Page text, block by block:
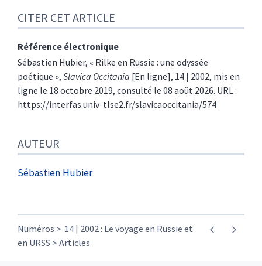
CITER CET ARTICLE
Référence électronique
Sébastien Hubier, « Rilke en Russie : une odyssée
poétique », Slavica Occitania [En ligne], 14 | 2002, mis en
ligne le 18 octobre 2019, consulté le 08 août 2026. URL :
https://interfas.univ-tlse2.fr/slavicaoccitania/574
AUTEUR
Sébastien Hubier
Numéros
14 | 2002 : Le voyage en Russie et
en URSS
Articles